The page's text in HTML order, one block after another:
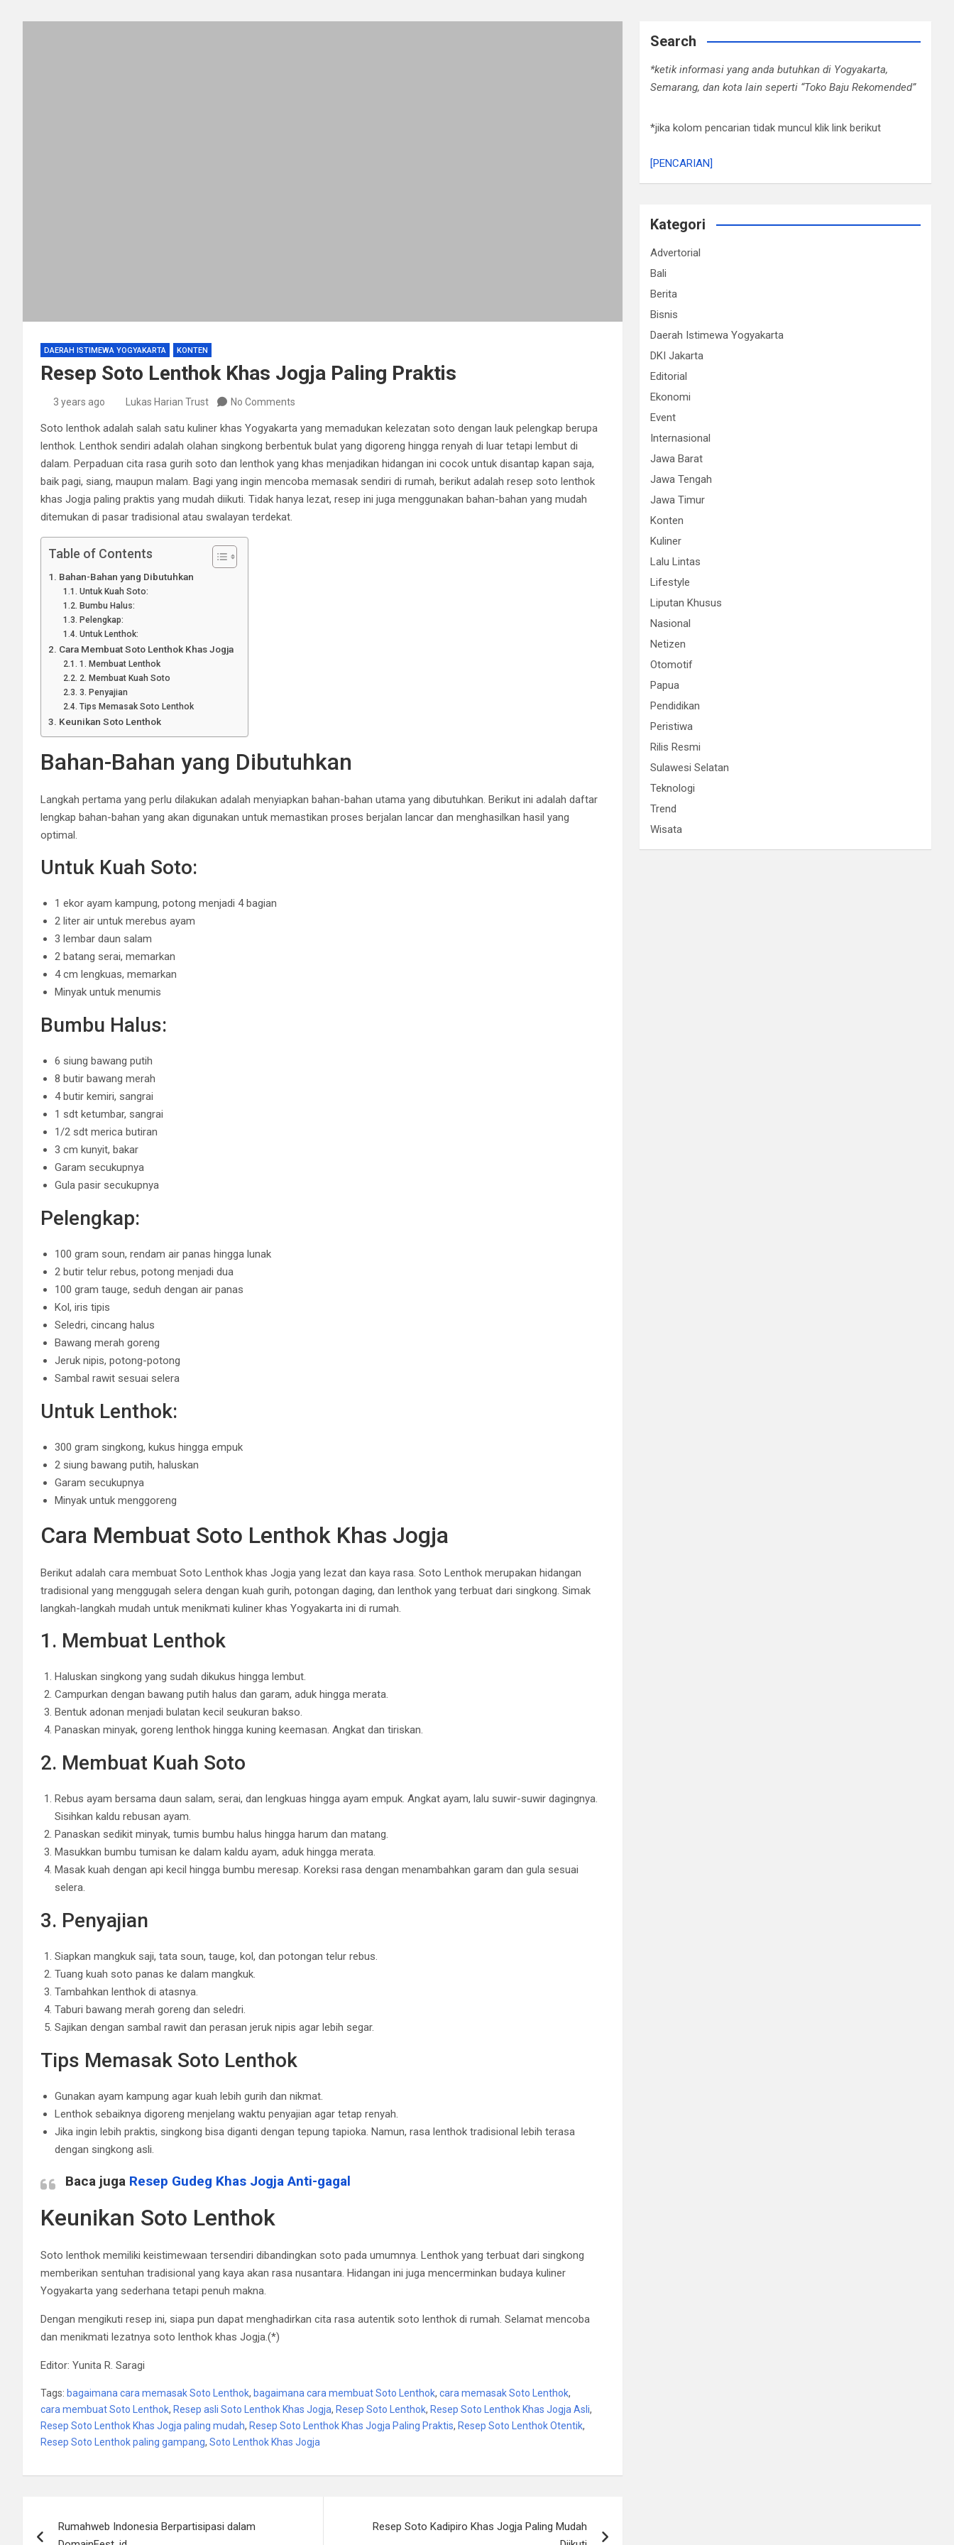
DAERAH ISTIMEWA YOGYAKARTA KONTEN
Resep Soto Lenthok Khas Jogja Paling Praktis
3 years ago Lukas Harian Trust No Comments
Soto lenthok adalah salah satu kuliner khas Yogyakarta yang memadukan kelezatan soto dengan lauk pelengkap berupa
lenthok. Lenthok sendiri adalah olahan singkong berbentuk bulat yang digoreng hingga renyah di luar tetapi lembut di
dalam. Perpaduan cita rasa gurih soto dan lenthok yang khas menjadikan hidangan ini cocok untuk disantap kapan saja,
baik pagi, siang, maupun malam. Bagi yang ingin mencoba memasak sendiri di rumah, berikut adalah resep soto lenthok
khas Jogja paling praktis yang mudah diikuti. Tidak hanya lezat, resep ini juga menggunakan bahan-bahan yang mudah
ditemukan di pasar tradisional atau swalayan terdekat.
Table of Contents
Bahan-Bahan yang Dibutuhkan
Untuk Kuah Soto:
Bumbu Halus:
Pelengkap:
Untuk Lenthok:
Cara Membuat Soto Lenthok Khas Jogja
1. Membuat Lenthok
2. Membuat Kuah Soto
3. Penyajian
Tips Memasak Soto Lenthok
Keunikan Soto Lenthok
Bahan-Bahan yang Dibutuhkan
Langkah pertama yang perlu dilakukan adalah menyiapkan bahan-bahan utama yang dibutuhkan. Berikut ini adalah daftar
lengkap bahan-bahan yang akan digunakan untuk memastikan proses berjalan lancar dan menghasilkan hasil yang
optimal.
Untuk Kuah Soto:
1 ekor ayam kampung, potong menjadi 4 bagian
2 liter air untuk merebus ayam
3 lembar daun salam
2 batang serai, memarkan
4 cm lengkuas, memarkan
Minyak untuk menumis
Bumbu Halus:
6 siung bawang putih
8 butir bawang merah
4 butir kemiri, sangrai
1 sdt ketumbar, sangrai
1/2 sdt merica butiran
3 cm kunyit, bakar
Garam secukupnya
Gula pasir secukupnya
Pelengkap:
100 gram soun, rendam air panas hingga lunak
2 butir telur rebus, potong menjadi dua
100 gram tauge, seduh dengan air panas
Kol, iris tipis
Seledri, cincang halus
Bawang merah goreng
Jeruk nipis, potong-potong
Sambal rawit sesuai selera
Untuk Lenthok:
300 gram singkong, kukus hingga empuk
2 siung bawang putih, haluskan
Garam secukupnya
Minyak untuk menggoreng
Cara Membuat Soto Lenthok Khas Jogja
Berikut adalah cara membuat Soto Lenthok khas Jogja yang lezat dan kaya rasa. Soto Lenthok merupakan hidangan
tradisional yang menggugah selera dengan kuah gurih, potongan daging, dan lenthok yang terbuat dari singkong. Simak
langkah-langkah mudah untuk menikmati kuliner khas Yogyakarta ini di rumah.
1. Membuat Lenthok
Haluskan singkong yang sudah dikukus hingga lembut.
Campurkan dengan bawang putih halus dan garam, aduk hingga merata.
Bentuk adonan menjadi bulatan kecil seukuran bakso.
Panaskan minyak, goreng lenthok hingga kuning keemasan. Angkat dan tiriskan.
2. Membuat Kuah Soto
Rebus ayam bersama daun salam, serai, dan lengkuas hingga ayam empuk. Angkat ayam, lalu suwir-suwir dagingnya.
Sisihkan kaldu rebusan ayam.
Panaskan sedikit minyak, tumis bumbu halus hingga harum dan matang.
Masukkan bumbu tumisan ke dalam kaldu ayam, aduk hingga merata.
Masak kuah dengan api kecil hingga bumbu meresap. Koreksi rasa dengan menambahkan garam dan gula sesuai
selera.
3. Penyajian
Siapkan mangkuk saji, tata soun, tauge, kol, dan potongan telur rebus.
Tuang kuah soto panas ke dalam mangkuk.
Tambahkan lenthok di atasnya.
Taburi bawang merah goreng dan seledri.
Sajikan dengan sambal rawit dan perasan jeruk nipis agar lebih segar.
Tips Memasak Soto Lenthok
Gunakan ayam kampung agar kuah lebih gurih dan nikmat.
Lenthok sebaiknya digoreng menjelang waktu penyajian agar tetap renyah.
Jika ingin lebih praktis, singkong bisa diganti dengan tepung tapioka. Namun, rasa lenthok tradisional lebih terasa
dengan singkong asli.
Baca juga Resep Gudeg Khas Jogja Anti-gagal
Keunikan Soto Lenthok
Soto lenthok memiliki keistimewaan tersendiri dibandingkan soto pada umumnya. Lenthok yang terbuat dari singkong
memberikan sentuhan tradisional yang kaya akan rasa nusantara. Hidangan ini juga mencerminkan budaya kuliner
Yogyakarta yang sederhana tetapi penuh makna.
Dengan mengikuti resep ini, siapa pun dapat menghadirkan cita rasa autentik soto lenthok di rumah. Selamat mencoba
dan menikmati lezatnya soto lenthok khas Jogja.(*)
Editor: Yunita R. Saragi
Tags: bagaimana cara memasak Soto Lenthok, bagaimana cara membuat Soto Lenthok, cara memasak Soto Lenthok,
cara membuat Soto Lenthok, Resep asli Soto Lenthok Khas Jogja, Resep Soto Lenthok, Resep Soto Lenthok Khas Jogja Asli,
Resep Soto Lenthok Khas Jogja paling mudah, Resep Soto Lenthok Khas Jogja Paling Praktis, Resep Soto Lenthok Otentik,
Resep Soto Lenthok paling gampang, Soto Lenthok Khas Jogja
navigation
Rumahweb Indonesia Berpartisipasi dalam
Resep Soto Kadipiro Khas Jogja Paling Mudah
Search
*ketik informasi yang anda butuhkan di Yogyakarta,
Semarang, dan kota lain seperti “Toko Baju Rekomended”
*jika kolom pencarian tidak muncul klik link berikut
[PENCARIAN]
Kategori
Advertorial
Bali
Berita
Bisnis
Daerah Istimewa Yogyakarta
DKI Jakarta
Editorial
Ekonomi
Event
Internasional
Jawa Barat
Jawa Tengah
Jawa Timur
Konten
Kuliner
Lalu Lintas
Lifestyle
Liputan Khusus
Nasional
Netizen
Otomotif
Papua
Pendidikan
Peristiwa
Rilis Resmi
Sulawesi Selatan
Teknologi
Trend
Wisata